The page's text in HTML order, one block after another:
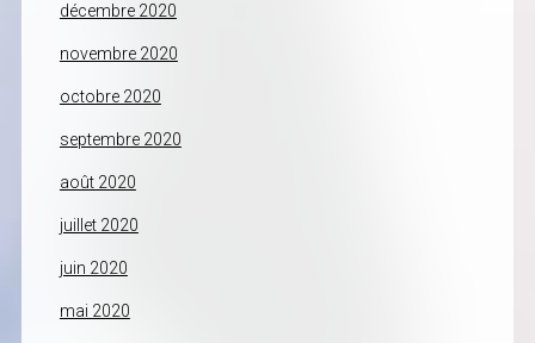
décembre 2020
novembre 2020
octobre 2020
septembre 2020
août 2020
juillet 2020
juin 2020
mai 2020